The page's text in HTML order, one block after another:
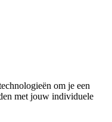
om je een
met jouw individuele